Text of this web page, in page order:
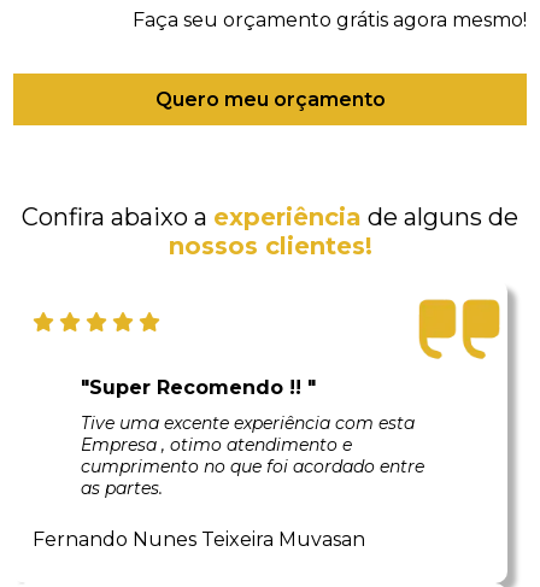
Faça seu orçamento grátis agora mesmo!
Quero meu orçamento
Confira abaixo a experiência de alguns de
nossos clientes!
"Super Recomendo !! "
Tive uma excente experiência com esta
Empresa , otimo atendimento e
cumprimento no que foi acordado entre
as partes.
Fernando Nunes Teixeira Muvasan